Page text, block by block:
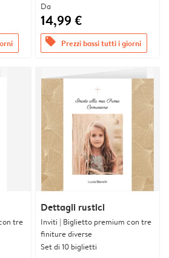
Da
14,99 €
offers Prezzi bassi tutti i giorni
tre
Dettagli rustici
Inviti | Biglietto premium con tre
finiture diverse
Set di 10 biglietti